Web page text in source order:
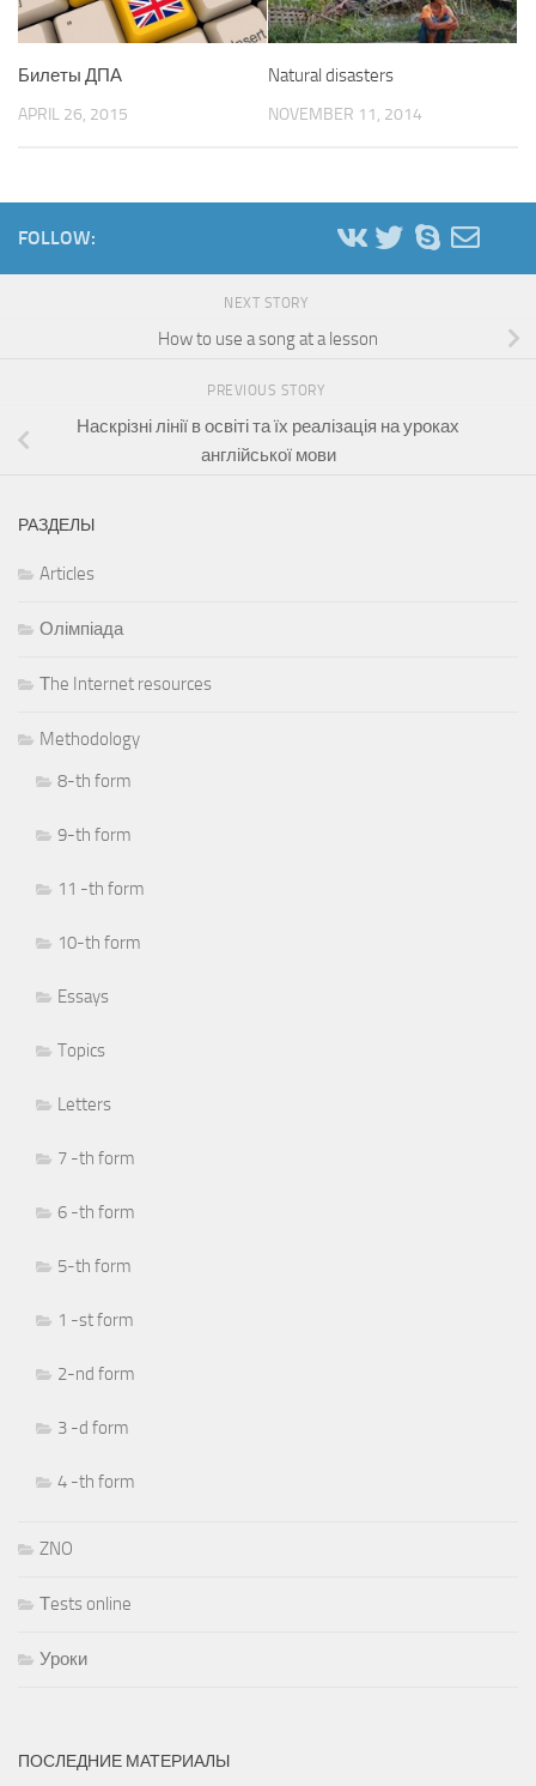
Билеты ДПА
APRIL 26, 2015
Natural disasters
NOVEMBER 11, 2014
FOLLOW:
NEXT STORY
How to use a song at a lesson
PREVIOUS STORY
Наскрізні лінії в освіті та їх реалізація на уроках
англійської мови
РАЗДЕЛЫ
Articles
Олімпіада
Тhe Internet resources
Methodology
8-th form
9-th form
11 -th form
10-th form
Essays
Topics
Letters
7 -th form
6 -th form
5-th form
1 -st form
2-nd form
3 -d form
4 -th form
ZNO
Тests online
Уроки
ПОСЛЕДНИЕ МАТЕРИАЛЫ